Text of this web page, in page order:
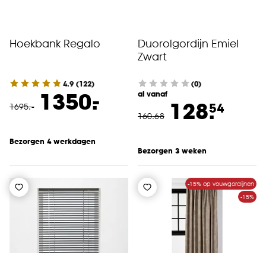
Hoekbank Regalo
4.9 (122)
1695.- 1350.
-
Bezorgen 4 werkdagen
Duorolgordijn Emiel
Zwart
(0)
al vanaf
160.68 128.54
Bezorgen 3 weken
-15% op vouwgordijnen
-15%